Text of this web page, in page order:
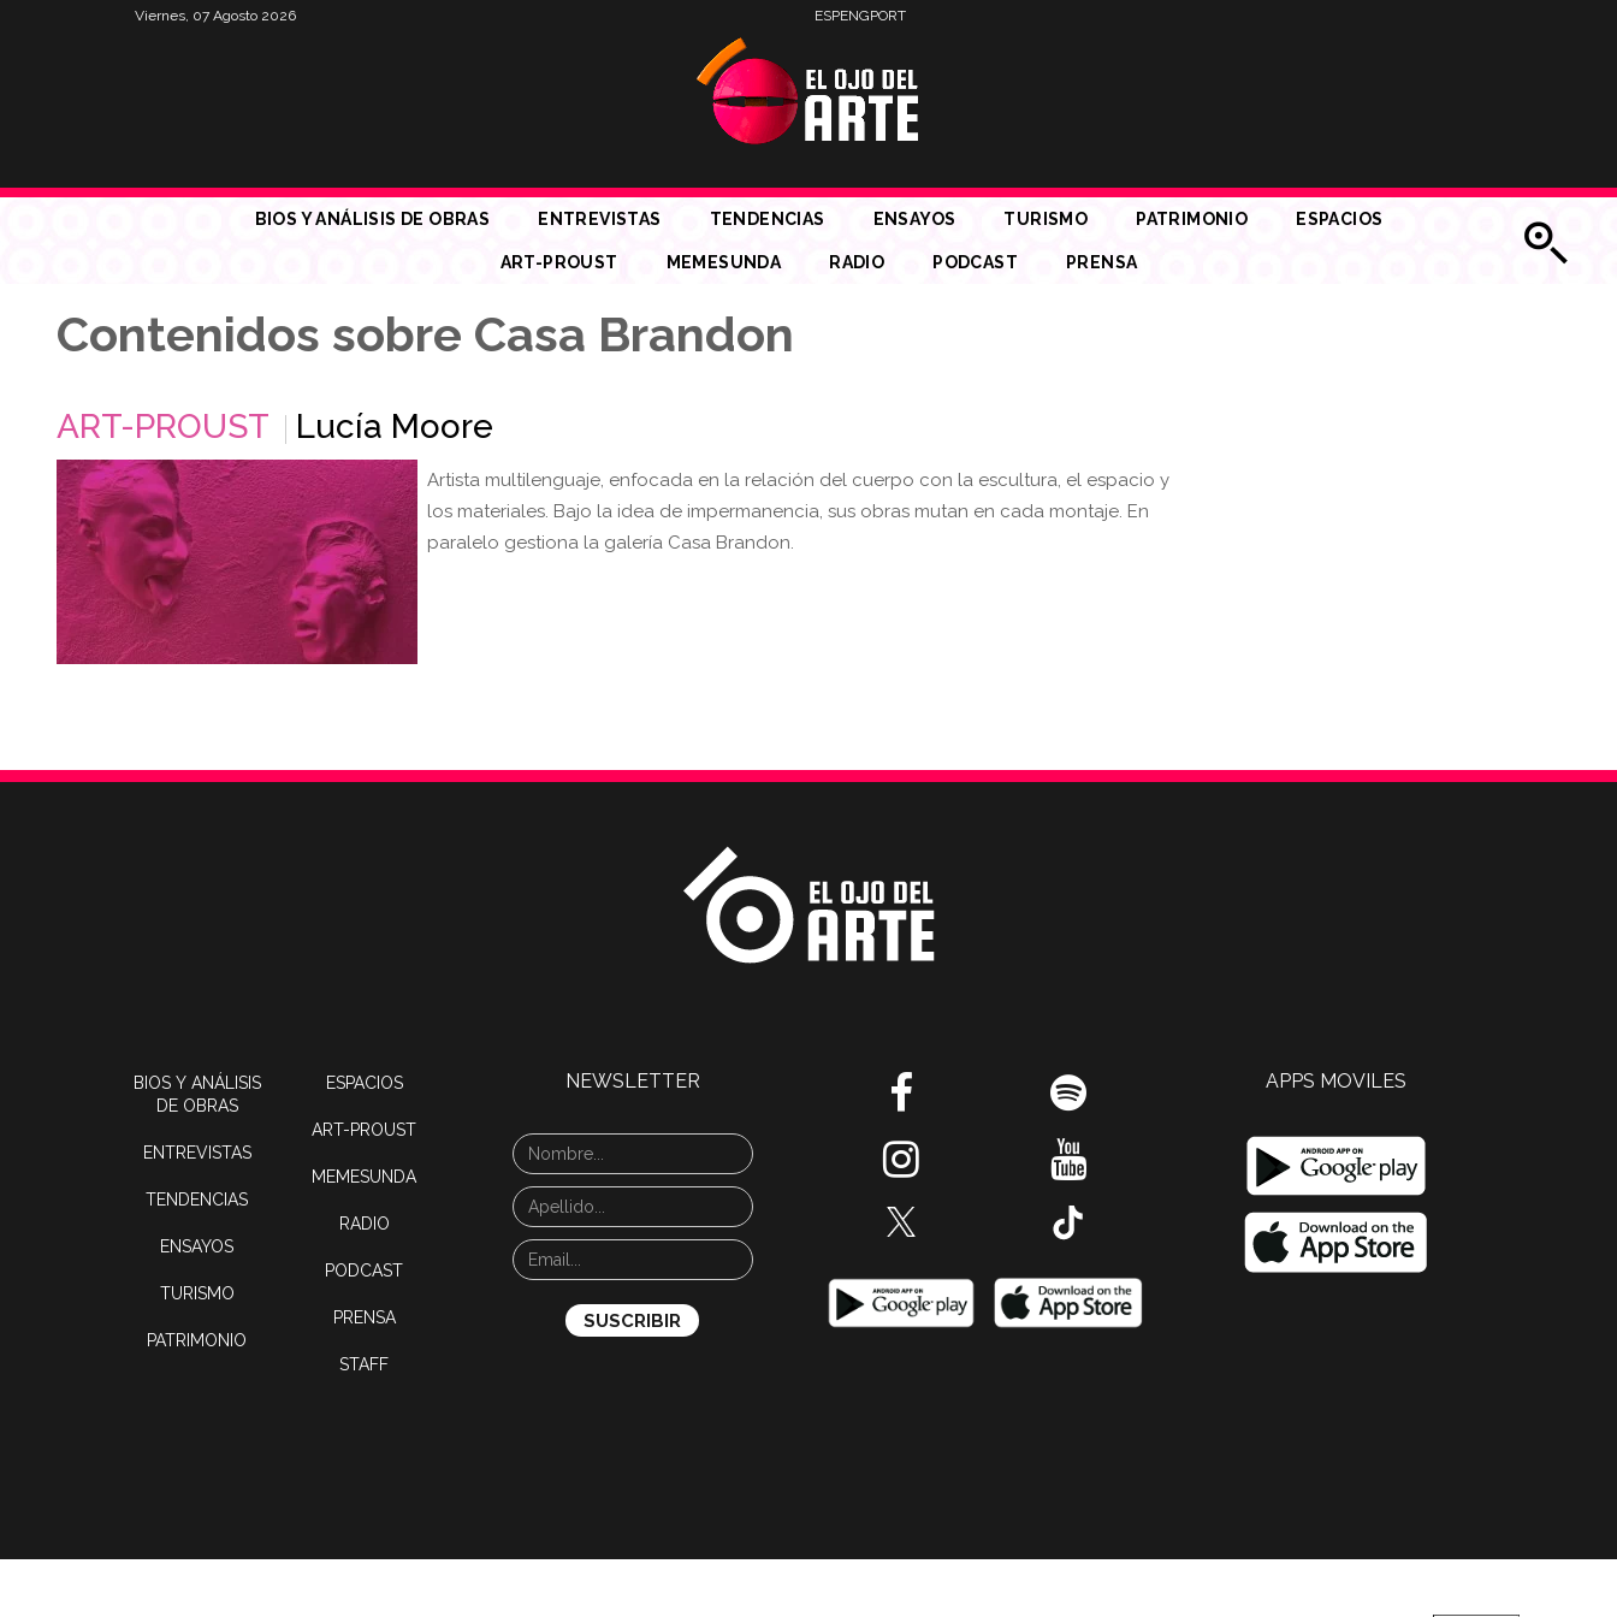
Viernes, 07 Agosto 2026 ESPENGPORT
BIOS Y ANÁLISIS DE OBRAS ENTREVISTAS TENDENCIAS ENSAYOS TURISMO PATRIMONIO ESPACIOS
ART-PROUST MEMESUNDA RADIO PODCAST PRENSA
Contenidos sobre Casa Brandon
ART-PROUST Lucía Moore
Artista multilenguaje, enfocada en la relación del cuerpo con la escultura, el espacio y
los materiales. Bajo la idea de impermanencia, sus obras mutan en cada montaje. En
paralelo gestiona la galería Casa Brandon.
BIOS Y ANÁLISIS
DE OBRAS
ENTREVISTAS
TENDENCIAS
ENSAYOS
TURISMO
PATRIMONIO
ESPACIOS
ART-PROUST
MEMESUNDA
RADIO
PODCAST
PRENSA
STAFF
NEWSLETTER APPS MOVILES